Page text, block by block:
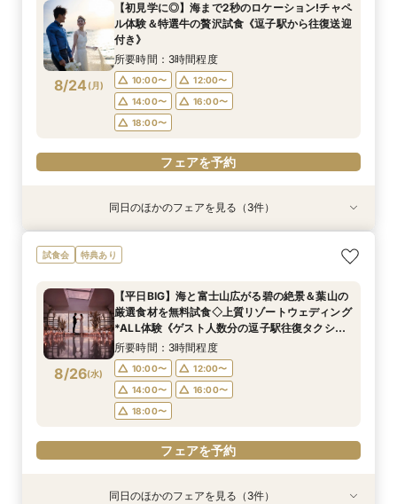
8/23(
所要時間：1時間30分程度
9:00〜
フェアを予約
8/23(
限定！ギフト券1.5万円分プレゼント》
所要時間：3時間程度
9:00〜
15:00〜
18:00〜
フェアを予約
8/23(
9:00〜
9:30〜
10:00〜
18:00〜
フェアを予約
8/24 (月)
【初見学に◎】海まで2秒のロケーション!チャペ
ル体験＆特選牛の贅沢試食《逗子駅から往復送迎
付き》
所要時間：3時間程度
10:00〜
12:00〜
14:00〜
16:00〜
18:00〜
フェアを予約
8/24(月)
＜式場探しを始めたばかりのふたりにオススメ初
級編フェア＞来店・登録不要！オンライン結婚相
所要時間：1時間程度
11:00〜
フェアを予約
特典あり
8/24(月)
【60分で効率よく見学】逗子駅の往復送迎付◇
会場内覧×二人に合わせてなんでも相談
10:00〜
12:00〜
14:00〜
16:00〜
18:00〜
フェアを予約
特典あり
8/24(月)
【6名～貸切可◇少人数WD】碧の絶景と美食で
もてなすステイリゾートWD◇特選牛の絶品試食
フト券1.5万円分プレゼント》
所要時間：3時間程度
10:00〜
12:00〜
14:00〜
16:00〜
18:00〜
フェアを予約
同日のほかのフェアを見る（3件）
試食会 特典あり
8/26(水)
【平日BIG】海と富士山広がる碧の絶景＆葉山の
厳選食材を無料試食◇上質リゾートウェディング
*ALL体験《ゲスト人数分の逗子駅往復タクシー
特典も有》
所要時間：3時間程度
10:00〜
12:00〜
14:00〜
16:00〜
18:00〜
フェアを予約
特典あり
特典あり同日のほかのフェアを見る（3件）